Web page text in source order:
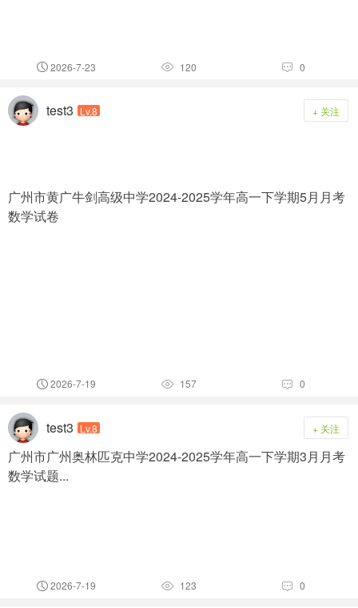
 2026-7-23  120  0
test3 Lv.8 + 关注
广州市黄广牛剑高级中学2024-2025学年高一下学期5月月考
数学试卷
 2026-7-19  157  0
test3 Lv.8 + 关注
广州市广州奥林匹克中学2024-2025学年高一下学期3月月考
数学试题...
 2026-7-19  123  0